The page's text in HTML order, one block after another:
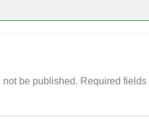
be published. Required fields